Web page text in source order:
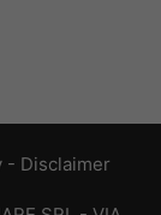
- Disclaimer